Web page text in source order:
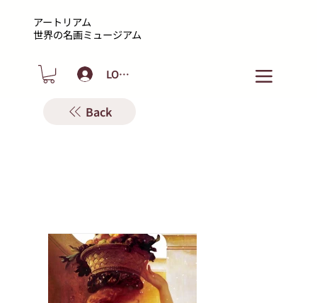
アートリアム
​世界の名画ミュージアム
LOGIN
Back